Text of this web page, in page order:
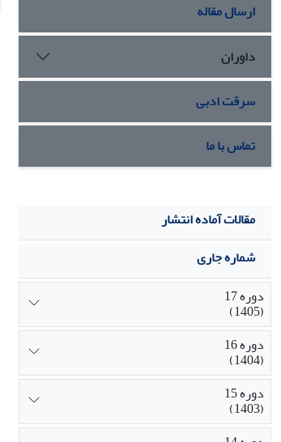
ارسال مقاله
داوران
سرقت ادبی
تماس با ما
مقالات آماده انتشار
شماره جاری
دوره 17
(1405)
دوره 16
(1404)
دوره 15
(1403)